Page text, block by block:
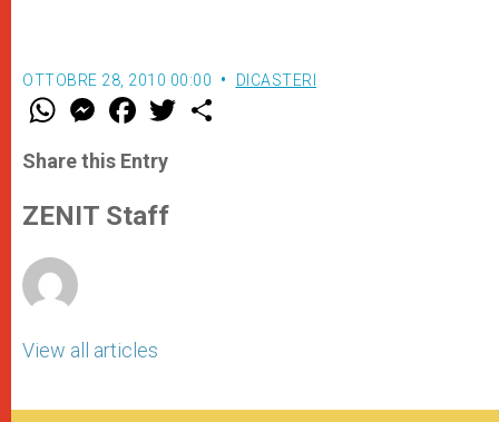
OTTOBRE 28, 2010 00:00 DICASTERI
W
t
s
p
p
M
e
s
e
g
e
F
a
e
b
o
k
w
Share this Entry
ZENIT Staff
View all articles